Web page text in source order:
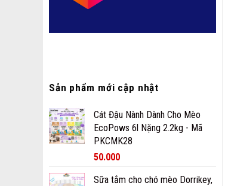
Sản phẩm mới cập nhật
Cát Đậu Nành Dành Cho Mèo
EcoPows 6l Nặng 2.2kg - Mã
PKCMK28
50.000
Sữa tắm cho chó mèo Dorrikey,